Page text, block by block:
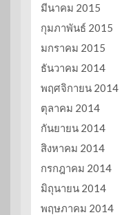
มีนาคม 2015
กุมภาพันธ์ 2015
มกราคม 2015
ธันวาคม 2014
พฤศจิกายน 2014
ตุลาคม 2014
กันยายน 2014
สิงหาคม 2014
กรกฎาคม 2014
มิถุนายน 2014
พฤษภาคม 2014